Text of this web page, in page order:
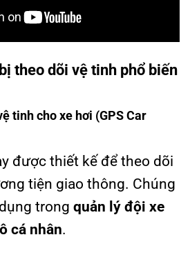
theo dõi vệ tinh phổ biến
tinh cho xe hơi (GPS Car
được thiết kế để theo dõi
tiện giao thông. Chúng
trong quản lý đội xe
cá nhân.